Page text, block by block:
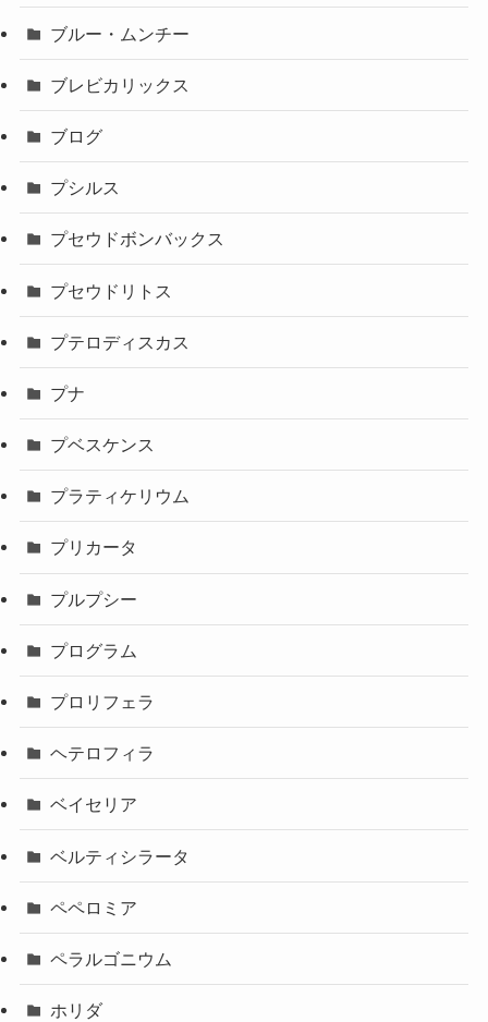
ブルー・ムンチー
ブレビカリックス
ブログ
プシルス
プセウドボンバックス
プセウドリトス
プテロディスカス
プナ
プベスケンス
プラティケリウム
プリカータ
プルプシー
プログラム
プロリフェラ
ヘテロフィラ
ベイセリア
ベルティシラータ
ペペロミア
ペラルゴニウム
ホリダ